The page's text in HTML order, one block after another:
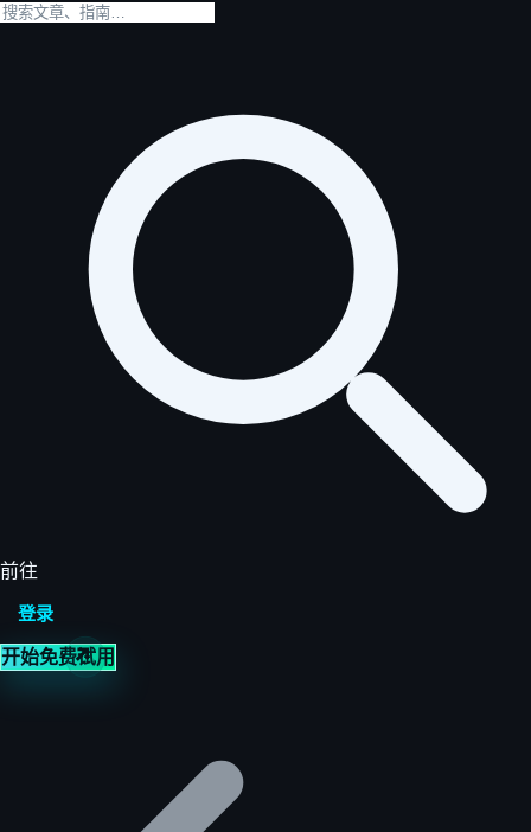
前往
登录
开始免费试用